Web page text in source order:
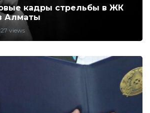
кадры стрельбы в ЖК
Алматы
views